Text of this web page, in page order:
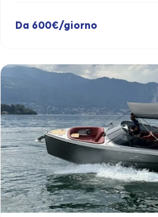
Da 600€/giorno